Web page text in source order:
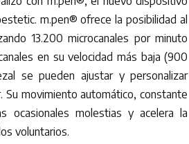
m.pen® ofrece la posibilidad al
13.200 microcanales por minuto
en su velocidad más baja (900
se pueden ajustar y personalizar
movimiento automático, constante
ocasionales molestias y acelera la
voluntarios.